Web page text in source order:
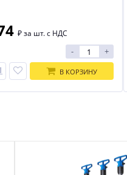
₽за шт. с НДС
- +
В КОРЗИНУ